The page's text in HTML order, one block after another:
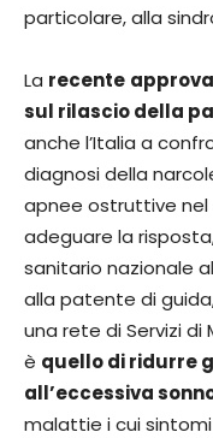
particolare, alla
La recente
sul rilascio della
anche l’Italia a
diagnosi della
apnee ostruttive nel
adeguare la
sanitario nazionale
alla patente di
una rete di Servizi di
è quello di ridurre
all’eccessiva
malattie i cui